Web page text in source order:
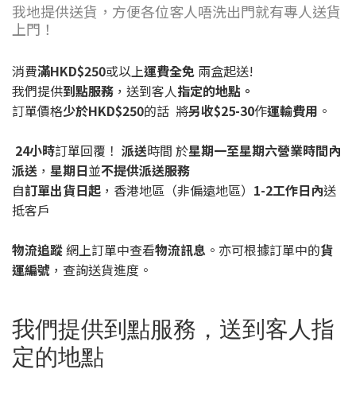
我地提供送貨，方便各位客人唔洗出門就有專人送貨
上門！
消費滿HKD$250或以上運費全免 兩盒起送!
我們提供到點服務 ，送到客人指定的地點。
訂單價格少於HKD$250的話 將另收$25-30作運輸費用 。
24小時訂單回覆！ 派送時間 於星期一至星期六營業時間內
派送 ， 星期日並不提供派送服務
自訂單出貨日起 ，香港地區（非偏遠地區） 1-2工作日內送
抵客戶
物流追蹤網上訂單中查看物流訊息 。亦可根據訂單中的貨
運編號 ，查詢送貨進度。
我們提供到點服務，送到客人指
定的地點